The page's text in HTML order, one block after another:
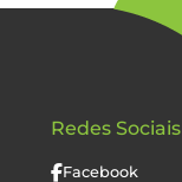
Redes Sociais
Facebook